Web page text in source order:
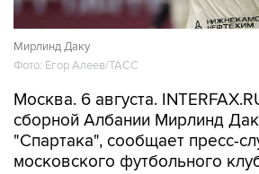
Мирлинд Даку
Фото: Егор Алеев/ТАСС
Москва. 6 августа.
сборной Албании Мирлинд
"Спартака", сообщает пресс-
московского футбольного